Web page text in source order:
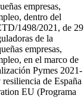
empresas,
dentro del
1498/2021, de 29
de la
empresas,
en el marco de
Pymes 2021-
de España
EU (Programa